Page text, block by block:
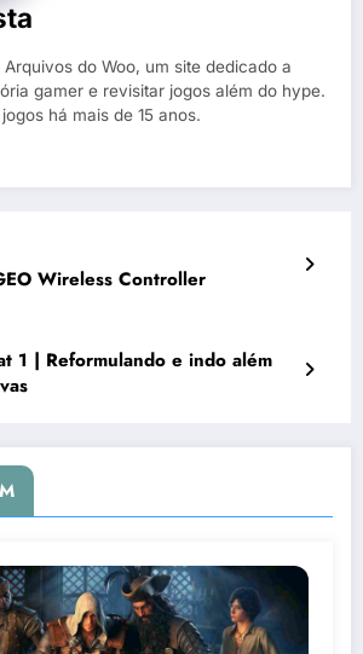
do Woo, um site dedicado a
gamer e revisitar jogos além do hype.
há mais de 15 anos.
Wireless Controller
indo além